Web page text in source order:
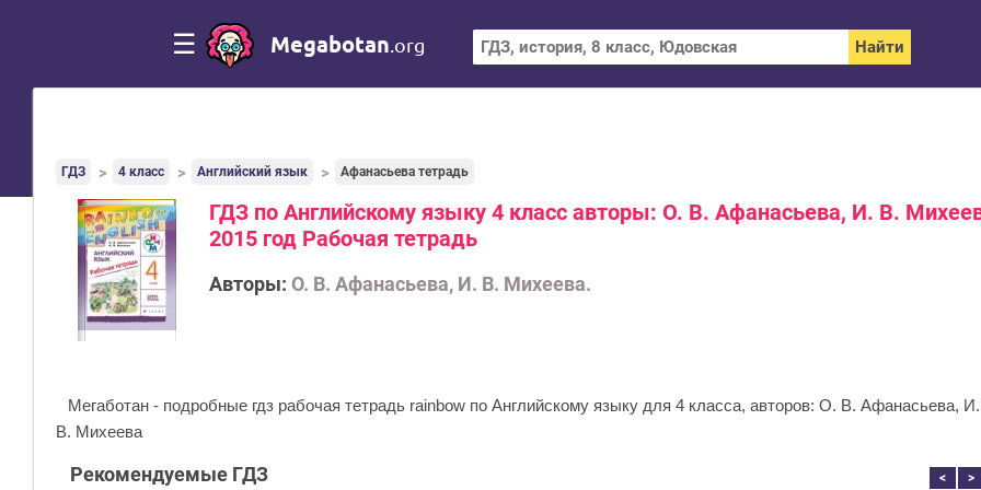
☰ Megabotan .org
ГДЗ 4 класс Английский язык Афанасьева тетрадь
ГДЗ по Английскому языку 4 класс авторы: О. В. Афанасьева, И. В.
2015 год Рабочая тетрадь
Авторы: О. В. Афанасьева, И. В. Михеева.
Мегаботан - подробные гдз рабочая тетрадь rainbow по Английскому языку для 4 класса, авторов: О. В. Афанасьева, И.
В. Михеева
Рекомендуемые ГДЗ < >